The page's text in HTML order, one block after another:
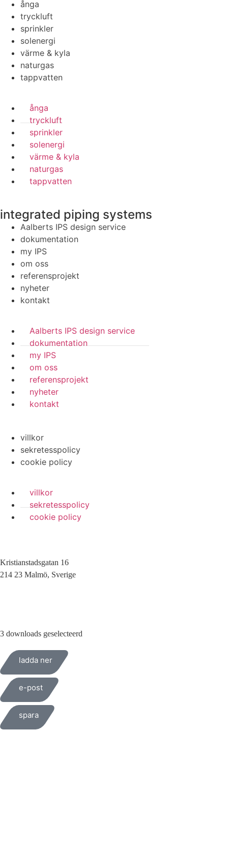
ånga
tryckluft
sprinkler
solenergi
värme & kyla
naturgas
tappvatten
ånga
tryckluft
sprinkler
solenergi
värme & kyla
naturgas
tappvatten
integrated piping systems
Aalberts IPS design service
dokumentation
my IPS
om oss
referensprojekt
nyheter
kontakt
Aalberts IPS design service
dokumentation
my IPS
om oss
referensprojekt
nyheter
kontakt
villkor
sekretesspolicy
cookie policy
villkor
sekretesspolicy
cookie policy
Kristianstadsgatan 16
214 23 Malmö, Sverige
3 downloads geselecteerd
ladda ner
e-post
spara